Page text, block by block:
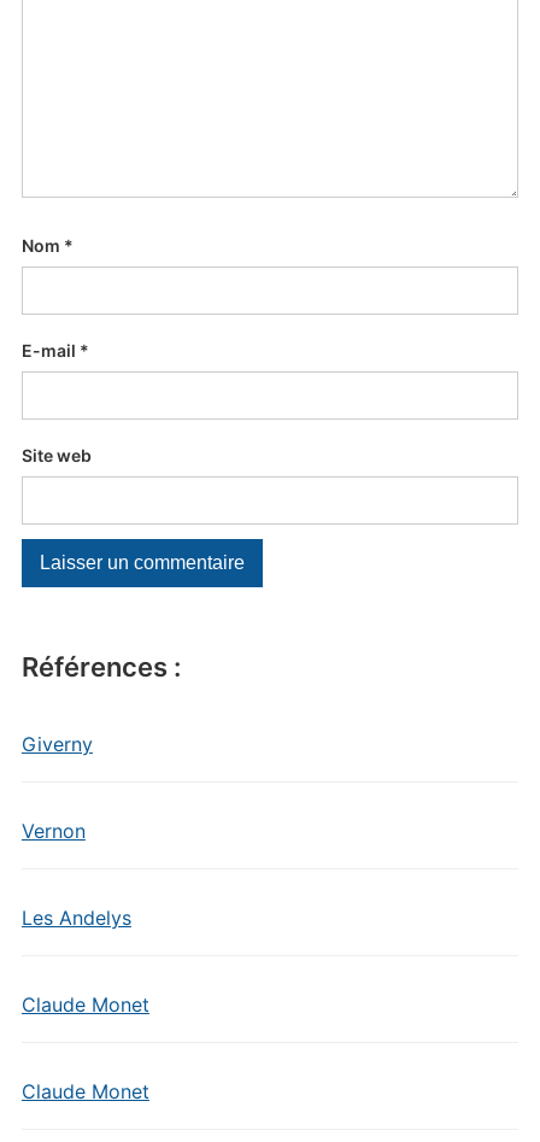
Références :
Giverny
Vernon
Les Andelys
Claude Monet
Claude Monet
Nom *
E-mail *
Site web